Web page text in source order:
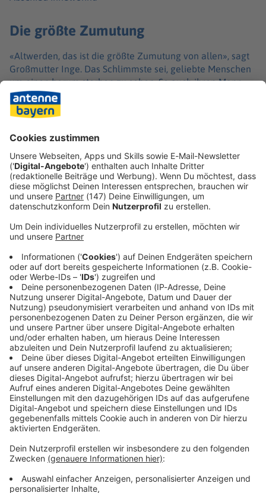
Die größte Zumutung
«Altwerden, das ist die größte Zumutung von allen», sagt
Großmutter Inge. Das Schlimmste sei, geliebte Menschen
um einen herum sterben zu sehen. So auch ihren Mann
Hermann. Im Wohnzimmer stellt sie mit Blick auf ihre
beiden Lieblingssessel weise fest: «Ich glaube, es ist
besser, wenn ich von nun an in seinem Sessel sitze. Dann
sehe ich nicht, dass er leer ist.»
Immer auf dem Laufenden
bleiben!
Verpass' nichts mehr - mit unserem kostenlosen
ANTENNE BAYERN Newsletter. Ob Nachrichten,
Lifestyle oder unsere neuesten Aktionen - wir
informieren dich.
Zum Newsletter anmelden